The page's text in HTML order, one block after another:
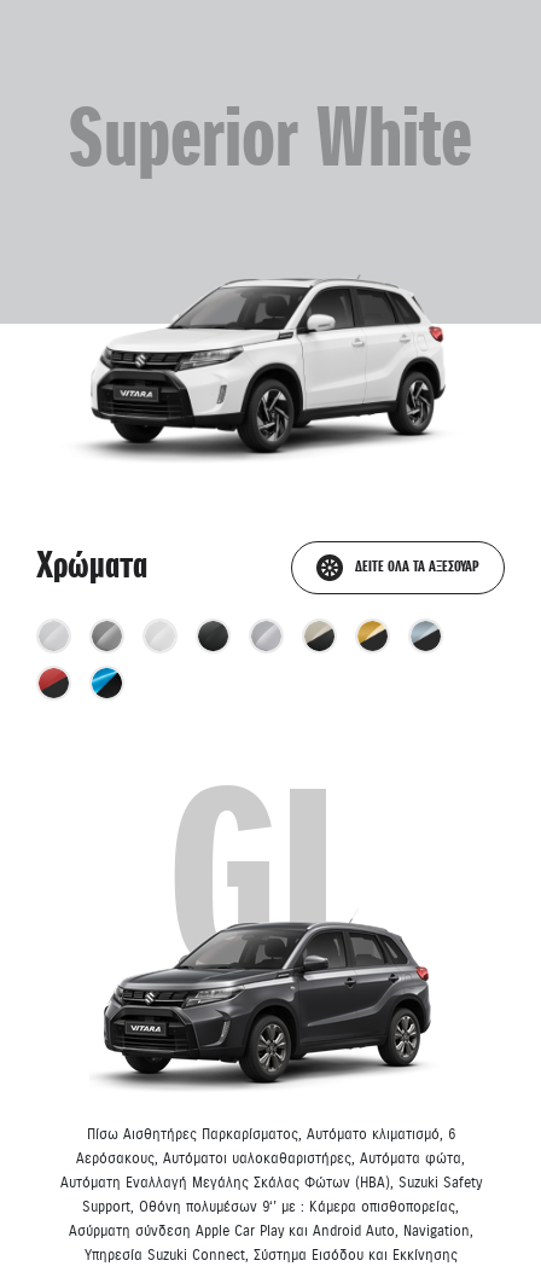
Superior White
Χρώματα ΔΕΙΤΕ ΟΛΑ ΤΑ ΑΞΕΣΟΥΑΡ
GL
Πίσω Αισθητήρες Παρκαρίσματος, Αυτόματο κλιματισμό, 6
Αερόσακους, Αυτόματοι υαλοκαθαριστήρες, Αυτόματα φώτα,
Αυτόματη Εναλλαγή Μεγάλης Σκάλας Φώτων (HBA), Suzuki Safety
Support, Οθόνη πολυμέσων 9‘’ με : Κάμερα οπισθοπορείας,
Ασύρματη σύνδεση Apple Car Play και Android Auto, Navigation,
Υπηρεσία Suzuki Connect, Σύστημα Εισόδου και Εκκίνησης